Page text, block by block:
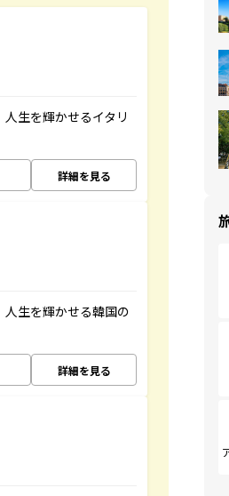
生を輝かせるイタリ
詳細を見る
生を輝かせる韓国の
詳細を見る